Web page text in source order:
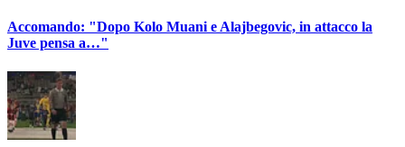
Accomando: "Dopo Kolo Muani e Alajbegovic, in attacco la
Juve pensa a…"